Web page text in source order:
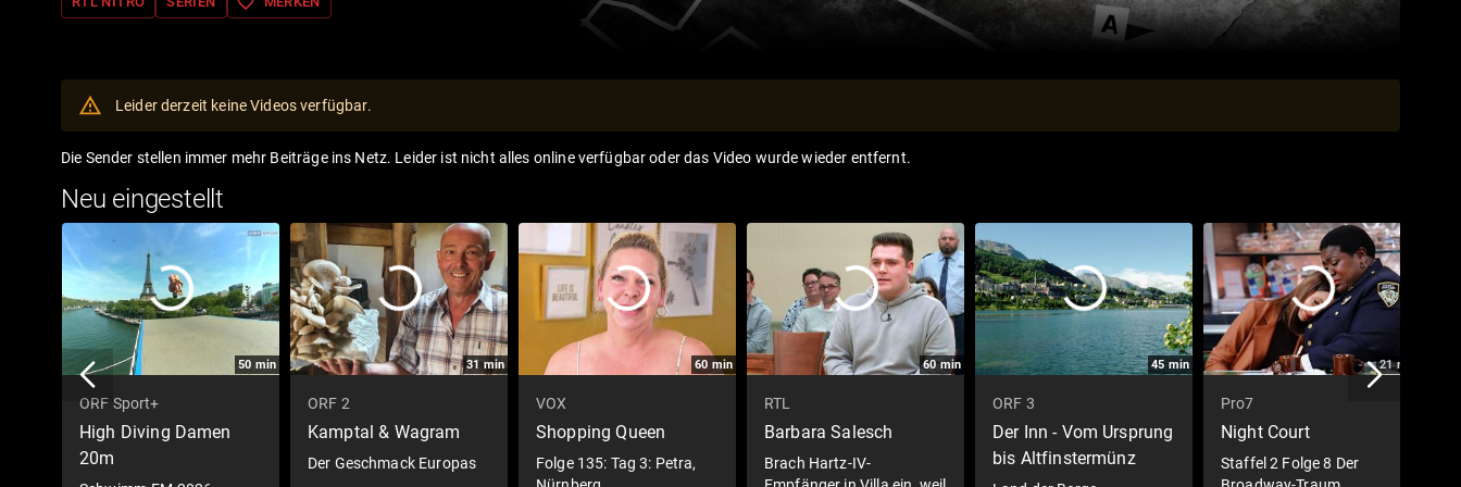
Leider derzeit keine Videos verfügbar.
Die Sender stellen immer mehr Beiträge ins Netz. Leider ist nicht alles online verfügbar oder das Video wurde wieder entfernt.
Neu eingestellt
50 min
ORF Sport+
High Diving Damen
20m
31 min
ORF 2
Kamptal & Wagram
Der Geschmack Europas
60 min
VOX
Shopping Queen
Folge 135: Tag 3: Petra,
60min
RTL
Barbara Salesch
Brach Hartz-IV-
45 min
ORF 3
Der Inn - Vom Ursprung
bis Altfinstermünz
21min
Pro7
Night Court
Staffel 2 Folge 8 Der